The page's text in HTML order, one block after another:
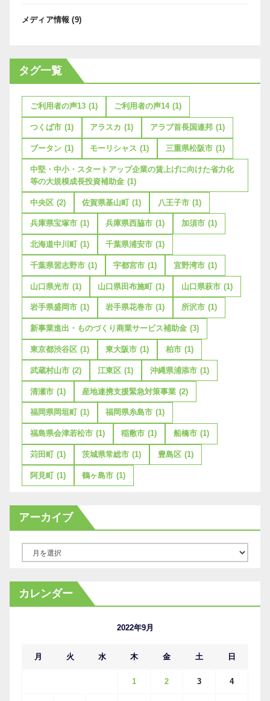
メディア情報 (9)
タグ一覧
ご利用者の声13 (1) ご利用者の声14 (1)
つくば市 (1) アラスカ (1) アラブ首長国連邦 (1)
ブータン (1) モーリシャス (1) 三重県松阪市 (1)
中堅・中小・スタートアップ企業の賃上げに向けた省力化
等の大規模成長投資補助金 (1)
中央区 (2) 佐賀県基山町 (1) 八王子市 (1)
兵庫県宝塚市 (1) 兵庫県西脇市 (1) 加須市 (1)
北海道中川町 (1) 千葉県浦安市 (1)
千葉県習志野市 (1) 宇都宮市 (1) 宜野湾市 (1)
山口県光市 (1) 山口県田布施町 (1) 山口県萩市 (1)
岩手県盛岡市 (1) 岩手県花巻市 (1) 所沢市 (1)
新事業進出・ものづくり商業サービス補助金 (3)
東京都渋谷区 (1) 東大阪市 (1) 柏市 (1)
武蔵村山市 (2) 江東区 (1) 沖縄県浦添市 (1)
清瀬市 (1) 産地連携支援緊急対策事業 (2)
福岡県岡垣町 (1) 福岡県糸島市 (1)
福島県会津若松市 (1) 稲敷市 (1) 船橋市 (1)
苅田町 (1) 茨城県常総市 (1) 豊島区 (1)
阿見町 (1) 鶴ヶ島市 (1)
アーカイブ
カ
イ
カレンダー
2022年9月
月 火 水 木 金 土 日
1 2 3 4